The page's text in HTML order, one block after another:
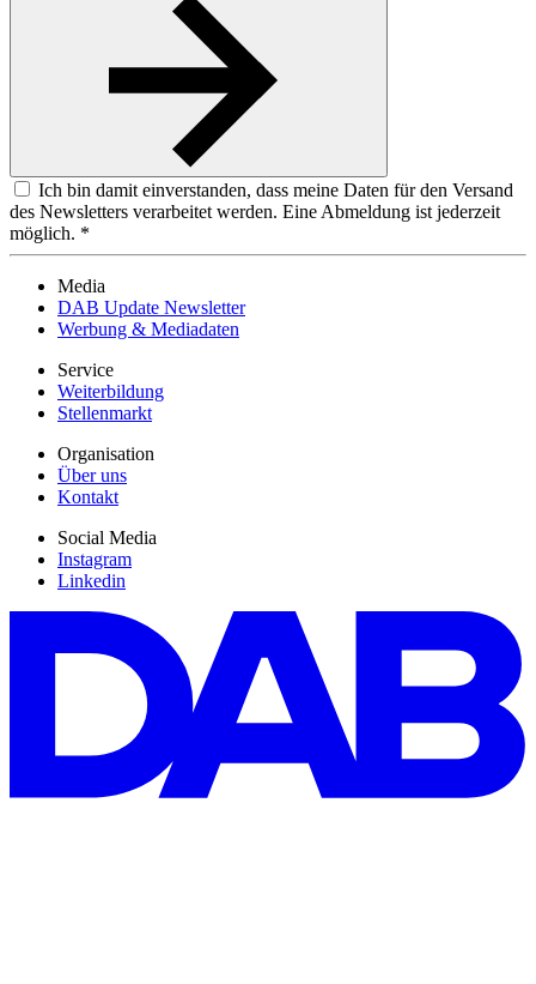
Ich bin damit einverstanden, dass meine Daten für den Versand
des Newsletters verarbeitet werden. Eine Abmeldung ist jederzeit
möglich. *
Media
DAB Update Newsletter
Werbung & Mediadaten
Service
Weiterbildung
Stellenmarkt
Organisation
Über uns
Kontakt
Social Media
Instagram
Linkedin